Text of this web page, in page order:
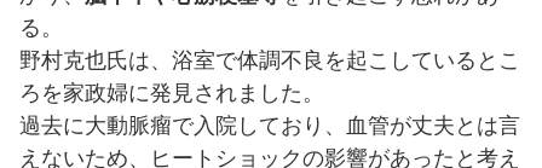
る。
野村克也氏は、浴室で体調不良を起こしているとこ
ろを家政婦に発見されました。
過去に大動脈瘤で入院しており、血管が丈夫とは言
えないため、ヒートショックの影響があったと考え